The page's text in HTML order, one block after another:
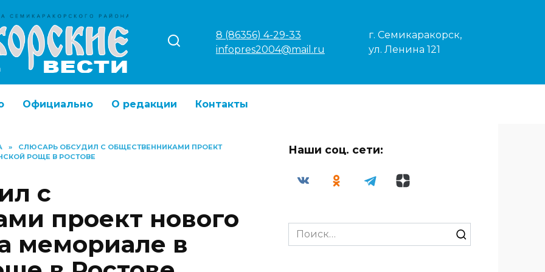
8 (86356) 4-29-33
infopres2004@mail.ru
г. Семикаракорск,
ул. Ленина 121
Официально О редакции Контакты
»
СЛЮСАРЬ ОБСУДИЛ С ОБЩЕСТВЕННИКАМИ ПРОЕКТ
РОЩЕ В РОСТОВЕ
с
проект нового
мемориале в
Наши соц. сети:
Search
for: